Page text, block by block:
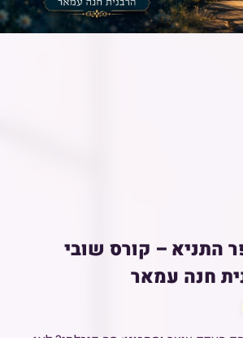
התניא – קורס שובי
חנה עמאר